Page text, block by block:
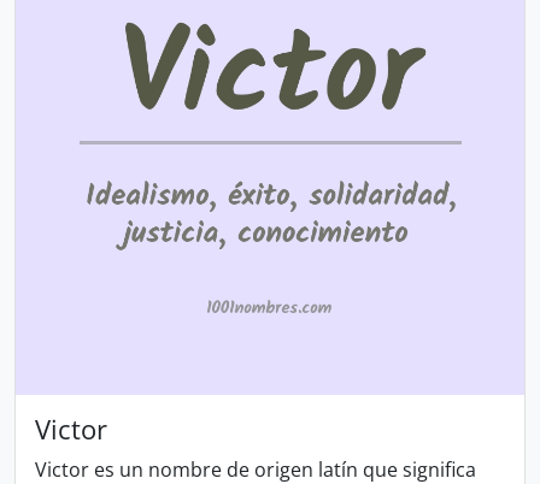
Victor
Victor es un nombre de origen latín que significa